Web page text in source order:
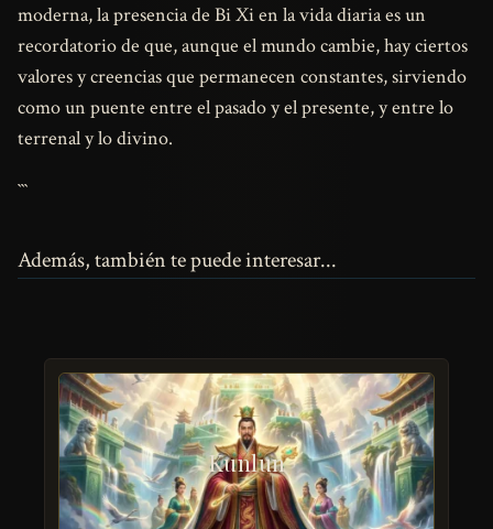
moderna, la presencia de Bi Xi en la vida diaria es un
recordatorio de que, aunque el mundo cambie, hay ciertos
valores y creencias que permanecen constantes, sirviendo
como un puente entre el pasado y el presente, y entre lo
terrenal y lo divino.
```
Además, también te puede interesar...
Kunlun